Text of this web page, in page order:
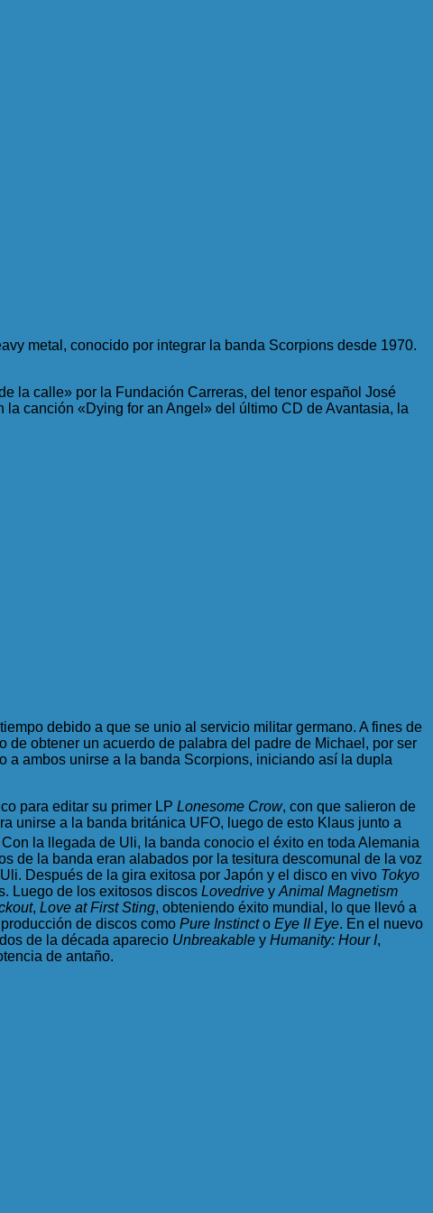
metal, conocido por integrar la banda Scorpions desde 1970.
la calle» por la Fundación Carreras, del tenor español José
canción «Dying for an Angel» del último CD de Avantasia, la
debido a que se unio al servicio militar germano. A fines de
obtener un acuerdo de palabra del padre de Michael, por ser
a ambos unirse a la banda Scorpions, iniciando así la dupla
para editar su primer LP Lonesome Crow, con que salieron de
unirse a la banda británica UFO, luego de esto Klaus junto a
Con la llegada de Uli, la banda conocio el éxito en toda Alemania
de la banda eran alabados por la tesitura descomunal de la voz
Después de la gira exitosa por Japón y el disco en vivo Tokyo
Luego de los exitosos discos Lovedrive y Animal Magnetism
, Love at First Sting, obteniendo éxito mundial, lo que llevó a
de discos como Pure Instincto Eye II Eye. En el nuevo
de la década aparecio Unbreakable y Humanity: Hour I,
de antaño.